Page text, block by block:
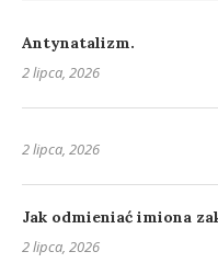
Antynatalizm.
2 lipca, 2026
2 lipca, 2026
Jak odmieniać imiona
2 lipca, 2026